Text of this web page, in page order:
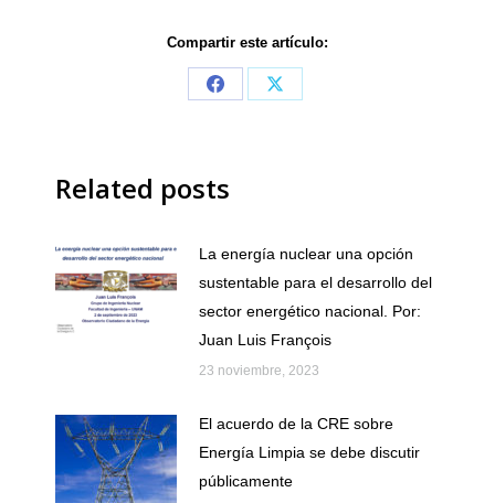
Compartir este artículo:
Share
Share
Related posts
La energía nuclear una opción
sustentable para el desarrollo del
sector energético nacional. Por:
Juan Luis François
23 noviembre, 2023
El acuerdo de la CRE sobre
Energía Limpia se debe discutir
públicamente